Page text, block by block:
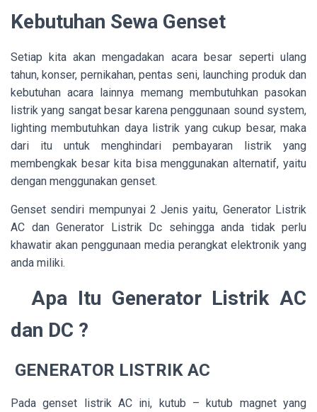
Kebutuhan Sewa Genset
Setiap kita akan mengadakan acara besar seperti ulang
tahun, konser, pernikahan, pentas seni, launching produk dan
kebutuhan acara lainnya memang membutuhkan pasokan
listrik yang sangat besar karena penggunaan sound system,
lighting membutuhkan daya listrik yang cukup besar, maka
dari itu untuk menghindari pembayaran listrik yang
membengkak besar kita bisa menggunakan alternatif, yaitu
dengan menggunakan genset.
Genset sendiri mempunyai 2 Jenis yaitu, Generator Listrik
AC dan Generator Listrik Dc sehingga anda tidak perlu
khawatir akan penggunaan media perangkat elektronik yang
anda miliki.
Apa Itu Generator Listrik AC
dan DC ?
GENERATOR LISTRIK AC
Pada genset listrik AC ini, kutub – kutub magnet yang